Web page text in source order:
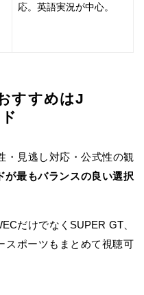
応。英語実況が中心。
すすめはJ
・見逃し対応・公式性の観
が最もバランスの良い選択
だけでなくSUPER GT、
スポーツもまとめて視聴可